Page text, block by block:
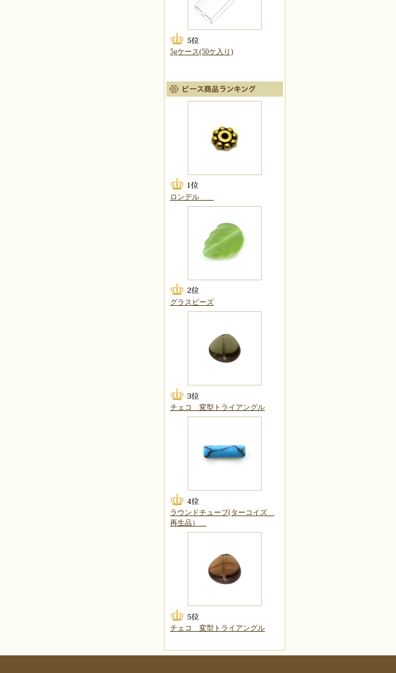
5gケース(50ケ入り)
ロンデル
グラスビーズ
チェコ 変型トライアングル
ラウンドチューブ(ターコイズ
再生品）
チェコ 変型トライアングル